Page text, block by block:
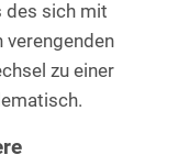
des sich mit
verengenden
zu einer